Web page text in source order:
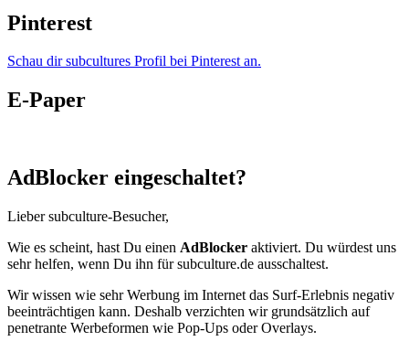
Pinterest
Schau dir subcultures Profil bei Pinterest an.
E-Paper
AdBlocker eingeschaltet?
Lieber subculture-Besucher,
Wie es scheint, hast Du einen AdBlocker aktiviert. Du würdest uns
sehr helfen, wenn Du ihn für subculture.de ausschaltest.
Wir wissen wie sehr Werbung im Internet das Surf-Erlebnis negativ
beeinträchtigen kann. Deshalb verzichten wir grundsätzlich auf
penetrante Werbeformen wie Pop-Ups oder Overlays.